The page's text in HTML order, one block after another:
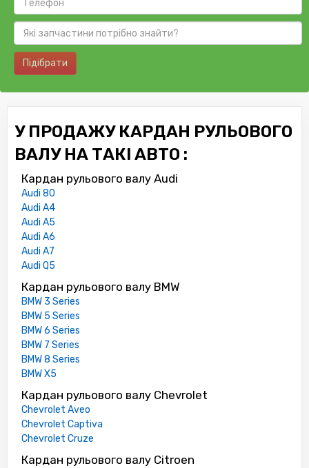
Підібрати
У ПРОДАЖУ КАРДАН РУЛЬОВОГО
ВАЛУ НА ТАКІ АВТО :
Кардан рульового валу Audi
Audi 80
Audi A4
Audi A5
Audi A6
Audi A7
Audi Q5
Кардан рульового валу BMW
BMW 3 Series
BMW 5 Series
BMW 6 Series
BMW 7 Series
BMW 8 Series
BMW X5
Кардан рульового валу Chevrolet
Chevrolet Aveo
Chevrolet Captiva
Chevrolet Cruze
Кардан рульового валу Citroen